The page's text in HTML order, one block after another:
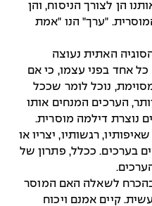
הן לצורך הניסוח, והן
"ערך" הנו "אמת
האתית נעוצה
אחד בפני עצמו, כי אם
נוכל לומר שככל
הערכים המנחים אותו
נוצרת דילמה מוסרית.
רגשותיו, יצריו או
בערכים. ככלל, פתרון של
לשאלה האם המוסר
קיים אמנם ויכוח